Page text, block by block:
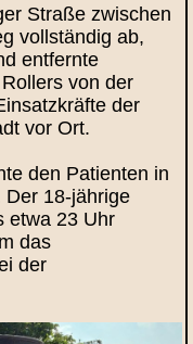
Straße zwischen
vollständig ab,
entfernte
von der
der
vor Ort.
den Patienten in
18‑jährige
etwa 23 Uhr
das
der